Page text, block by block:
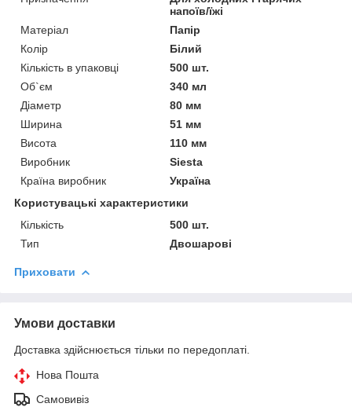
напоїв/їжі
Матеріал
Папір
Колір
Білий
Кількість в упаковці
500 шт.
Об`єм
340 мл
Діаметр
80 мм
Ширина
51 мм
Висота
110 мм
Виробник
Siesta
Країна виробник
Україна
Користувацькі характеристики
Кількість
500 шт.
Тип
Двошарові
Приховати
Умови доставки
Доставка здійснюється тільки по передоплаті.
Нова Пошта
Самовивіз